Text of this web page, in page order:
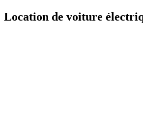
Location de voiture